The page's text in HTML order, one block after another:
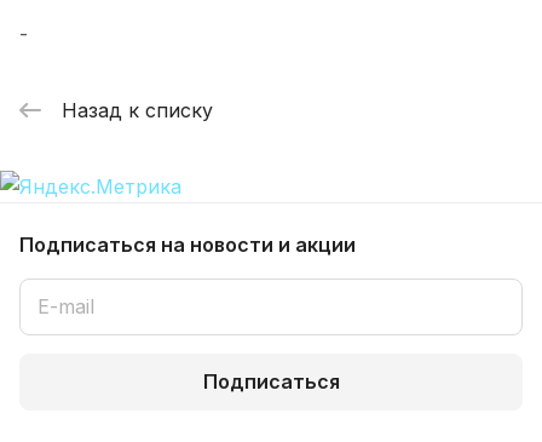
-
Назад к списку
Подписаться на новости и акции
Подписаться